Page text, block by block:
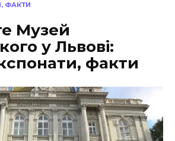
ФАКТИ
Музей
у Львові:
факти